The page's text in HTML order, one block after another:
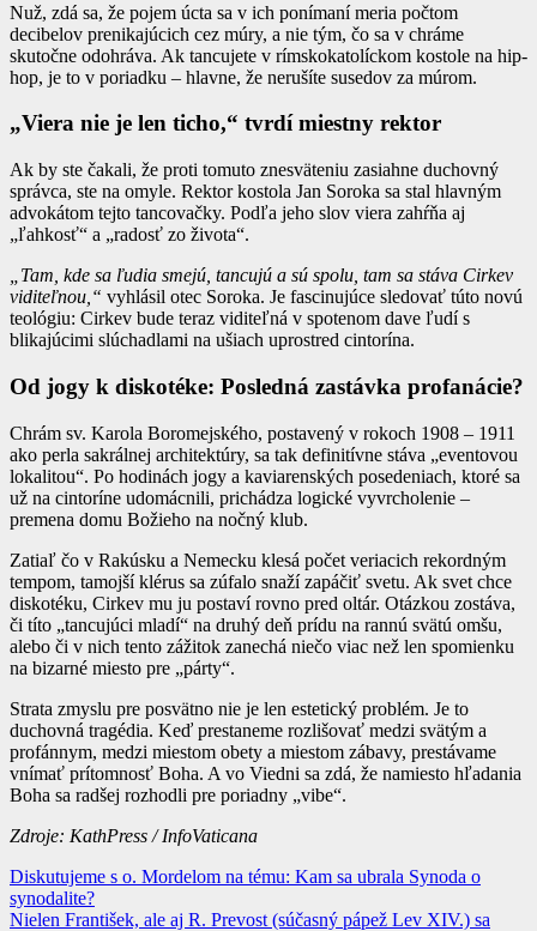
Nuž, zdá sa, že pojem úcta sa v ich ponímaní meria počtom
decibelov prenikajúcich cez múry, a nie tým, čo sa v chráme
skutočne odohráva. Ak tancujete v rímskokatolíckom kostole na hip-
hop, je to v poriadku – hlavne, že nerušíte susedov za múrom.
„Viera nie je len ticho,“ tvrdí miestny rektor
Ak by ste čakali, že proti tomuto znesväteniu zasiahne duchovný
správca, ste na omyle. Rektor kostola Jan Soroka sa stal hlavným
advokátom tejto tancovačky. Podľa jeho slov viera zahŕňa aj
„ľahkosť“ a „radosť zo života“.
„Tam, kde sa ľudia smejú, tancujú a sú spolu, tam sa stáva Cirkev
viditeľnou,“ vyhlásil otec Soroka. Je fascinujúce sledovať túto novú
teológiu: Cirkev bude teraz viditeľná v spotenom dave ľudí s
blikajúcimi slúchadlami na ušiach uprostred cintorína.
Od jogy k diskotéke: Posledná zastávka profanácie?
Chrám sv. Karola Boromejského, postavený v rokoch 1908 – 1911
ako perla sakrálnej architektúry, sa tak definitívne stáva „eventovou
lokalitou“. Po hodinách jogy a kaviarenských posedeniach, ktoré sa
už na cintoríne udomácnili, prichádza logické vyvrcholenie –
premena domu Božieho na nočný klub.
Zatiaľ čo v Rakúsku a Nemecku klesá počet veriacich rekordným
tempom, tamojší klérus sa zúfalo snaží zapáčiť svetu. Ak svet chce
diskotéku, Cirkev mu ju postaví rovno pred oltár. Otázkou zostáva,
či títo „tancujúci mladí“ na druhý deň prídu na rannú svätú omšu,
alebo či v nich tento zážitok zanechá niečo viac než len spomienku
na bizarné miesto pre „párty“.
Strata zmyslu pre posvätno nie je len estetický problém. Je to
duchovná tragédia. Keď prestaneme rozlišovať medzi svätým a
profánnym, medzi miestom obety a miestom zábavy, prestávame
vnímať prítomnosť Boha. A vo Viedni sa zdá, že namiesto hľadania
Boha sa radšej rozhodli pre poriadny „vibe“.
Zdroje: KathPress / InfoVaticana
Navigácia
v
Diskutujeme s o. Mordelom na tému: Kam sa ubrala Synoda o
synodalite?
Nielen František, ale aj R. Prevost (súčasný pápež Lev XIV.) sa